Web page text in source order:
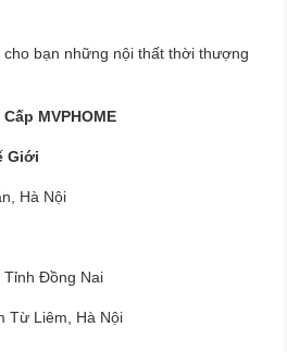
bạn những nội thất thời thượng
MVPHOME
Giới
Hà Nội
Tỉnh Đồng Nai
Từ Liêm, Hà Nội